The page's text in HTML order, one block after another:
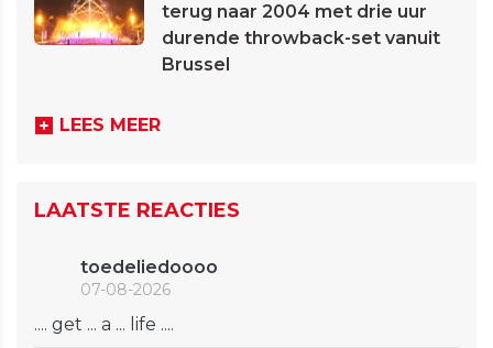
terug naar 2004 met drie uur
durende throwback-set vanuit
Brussel
LEES MEER
LAATSTE REACTIES
toedeliedoooo
07-08-2026
.... get ... a ... life ....